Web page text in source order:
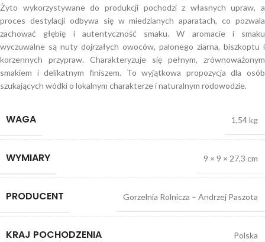
Żyto wykorzystywane do produkcji pochodzi z własnych upraw, a
proces destylacji odbywa się w miedzianych aparatach, co pozwala
zachować głębię i autentyczność smaku. W aromacie i smaku
wyczuwalne są nuty dojrzałych owoców, palonego ziarna, biszkoptu i
korzennych przypraw. Charakteryzuje się pełnym, zrównoważonym
smakiem i delikatnym finiszem. To wyjątkowa propozycja dla osób
szukających wódki o lokalnym charakterze i naturalnym rodowodzie.
WAGA 1,54 kg
WYMIARY 9 × 9 × 27,3 cm
PRODUCENT Gorzelnia Rolnicza – Andrzej Paszota
KRAJ POCHODZENIA Polska